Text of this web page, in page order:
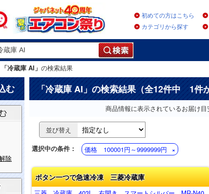
初めての方はこちら
カテゴリから探す
「冷蔵庫 AI」 の検索結果
む
除
「冷蔵庫 AI 」の検索結果（全12件中 1件
商品情報に表示されているお届け目
並び替え
選択中の条件： 価格 100001円～9999999円
ボタン一つで急速冷凍 三菱冷蔵庫